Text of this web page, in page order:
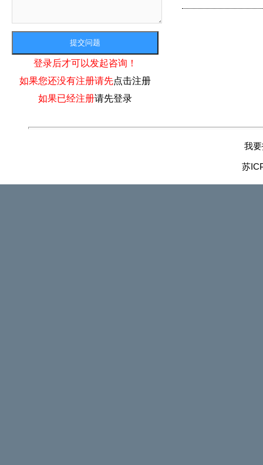
登录后才可以发起咨询！
如果您还没有注册请先点击注册
如果已经注册请先登录
我
苏